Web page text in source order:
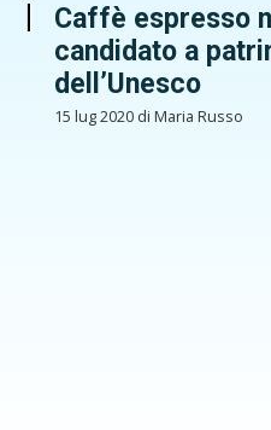
Caffè espresso
candidato a
dell’Unesco
15 lug 2020 di Maria Russo